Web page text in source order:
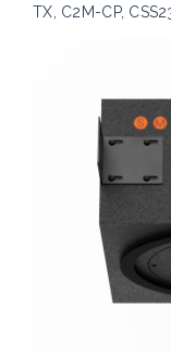
TX, C2M-CP,